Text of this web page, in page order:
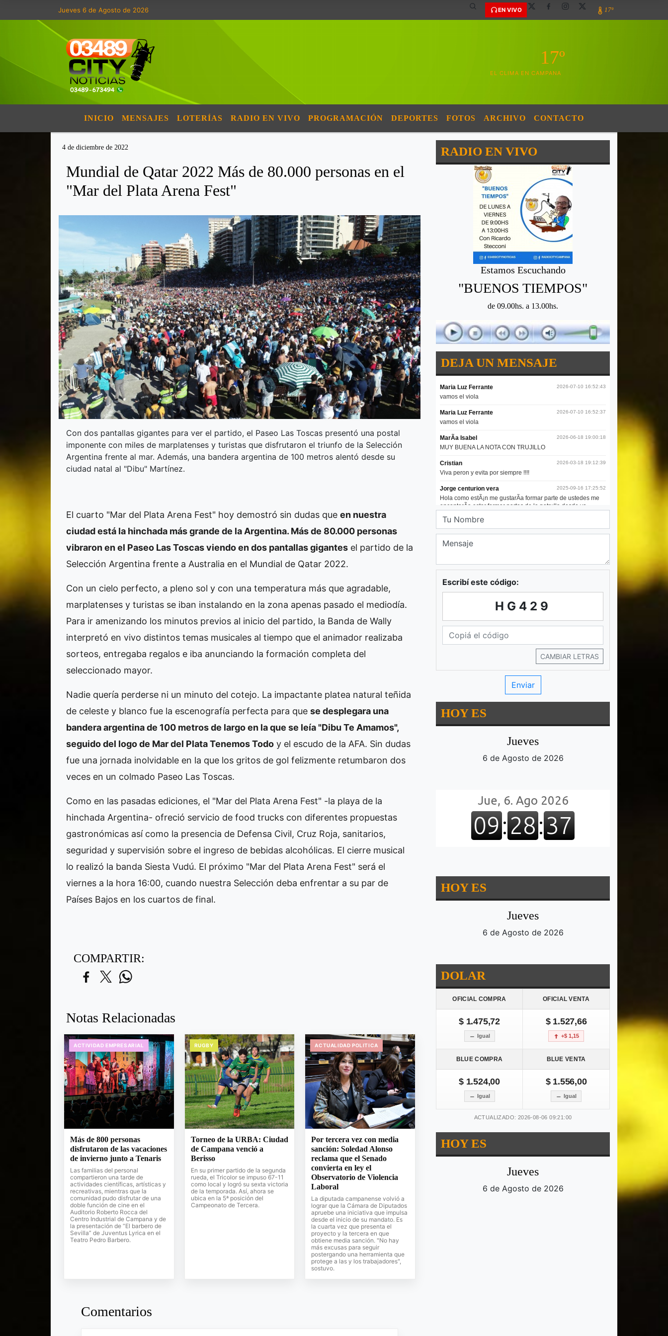
Jueves 6 de Agosto de 2026 EN VIVO 17º
17º
EL CLIMA EN CAMPANA
INICIO MENSAJES LOTERÍAS RADIO EN VIVO PROGRAMACIÓN DEPORTES FOTOS ARCHIVO CONTACTO
4 de diciembre de 2022
Mundial de Qatar 2022 Más de 80.000 personas en el
"Mar del Plata Arena Fest"
Con dos pantallas gigantes para ver el partido, el Paseo Las Toscas presentó una postal
imponente con miles de marplatenses y turistas que disfrutaron el triunfo de la Selección
Argentina frente al mar. Además, una bandera argentina de 100 metros alentó desde su
ciudad natal al "Dibu" Martínez.
El cuarto "Mar del Plata Arena Fest" hoy demostró sin dudas que en nuestra
ciudad está la hinchada más grande de la Argentina. Más de 80.000 personas
vibraron en el Paseo Las Toscas viendo en dos pantallas gigantes el partido de la
Selección Argentina frente a Australia en el Mundial de Qatar 2022.
Con un cielo perfecto, a pleno sol y con una temperatura más que agradable,
marplatenses y turistas se iban instalando en la zona apenas pasado el mediodía.
Para ir amenizando los minutos previos al inicio del partido, la Banda de Wally
interpretó en vivo distintos temas musicales al tiempo que el animador realizaba
sorteos, entregaba regalos e iba anunciando la formación completa del
seleccionado mayor.
Nadie quería perderse ni un minuto del cotejo. La impactante platea natural teñida
de celeste y blanco fue la escenografía perfecta para que se desplegara una
bandera argentina de 100 metros de largo en la que se leía "Dibu Te Amamos",
seguido del logo de Mar del Plata Tenemos Todo y el escudo de la AFA. Sin dudas
fue una jornada inolvidable en la que los gritos de gol felizmente retumbaron dos
veces en un colmado Paseo Las Toscas.
Como en las pasadas ediciones, el "Mar del Plata Arena Fest" -la playa de la
hinchada Argentina- ofreció servicio de food trucks con diferentes propuestas
gastronómicas así como la presencia de Defensa Civil, Cruz Roja, sanitarios,
seguridad y supervisión sobre el ingreso de bebidas alcohólicas. El cierre musical
lo realizó la banda Siesta Vudú. El próximo "Mar del Plata Arena Fest" será el
viernes a la hora 16:00, cuando nuestra Selección deba enfrentar a su par de
Países Bajos en los cuartos de final.
COMPARTIR:
Notas Relacionadas
ACTIVIDAD EMPRESARIAL
Más de 800 personas
disfrutaron de las vacaciones
de invierno junto a Tenaris
Las familias del personal
compartieron una tarde de
actividades científicas, artísticas y
recreativas, mientras que la
comunidad pudo disfrutar de una
doble función de cine en el
Auditorio Roberto Rocca del
Centro Industrial de Campana y de
la presentación de “El barbero de
Sevilla” de Juventus Lyrica en el
Teatro Pedro Barbero.
RUGBY
Torneo de la URBA: Ciudad
de Campana venció a
Berisso
En su primer partido de la segunda
rueda, el Tricolor se impuso 67-11
como local y logró su sexta victoria
de la temporada. Así, ahora se
ubica en la 5ª posición del
Campeonato de Tercera.
ACTUALIDAD POLITICA
Por tercera vez con media
sanción: Soledad Alonso
reclama que el Senado
convierta en ley el
Observatorio de Violencia
Laboral
La diputada campanense volvió a
lograr que la Cámara de Diputados
apruebe una iniciativa que impulsa
desde el inicio de su mandato. Es
la cuarta vez que presenta el
proyecto y la tercera en que
obtiene media sanción. "No hay
más excusas para seguir
postergando una herramienta que
protege a las y los trabajadores",
sostuvo.
Comentarios
RADIO EN VIVO
Estamos Escuchando
"BUENOS TIEMPOS"
de 09.00hs. a 13.00hs.
DEJA UN MENSAJE
Escribí este código:
HG429
CAMBIAR LETRAS
HOY ES
Jueves
6 de Agosto de 2026
HOY ES
Jueves
6 de Agosto de 2026
DOLAR
OFICIAL COMPRA OFICIAL VENTA
$ 1.475,72
Igual
$ 1.527,66
+$ 1,15
BLUE COMPRA BLUE VENTA
$ 1.524,00
Igual
$ 1.556,00
Igual
ACTUALIZADO: 2026-08-06 09:21:00
HOY ES
Jueves
6 de Agosto de 2026